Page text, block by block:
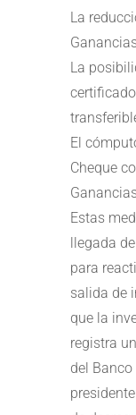
La
La
El
Cheque
Estas
llegada
para
salida de
que la
registra
del